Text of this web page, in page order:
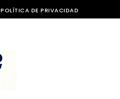
POLÍTICA DE PRIVACIDAD